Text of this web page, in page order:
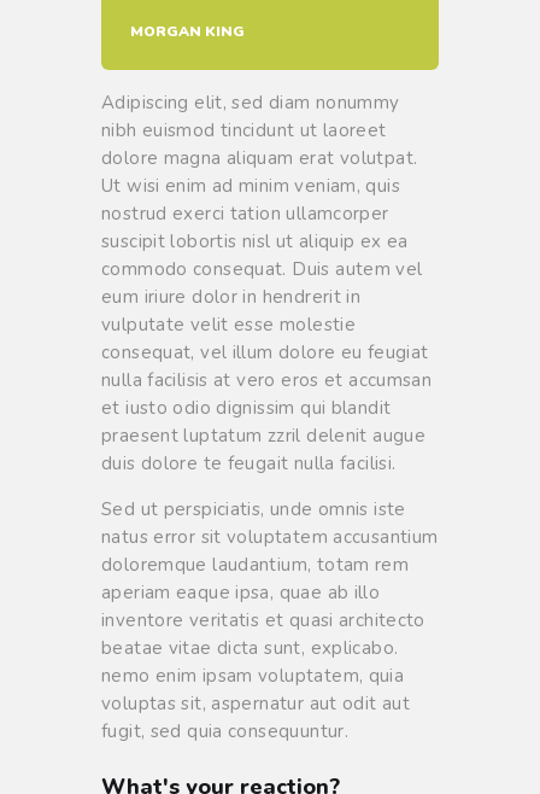
MORGAN KING
Adipiscing elit, sed diam nonummy
nibh euismod tincidunt ut laoreet
dolore magna aliquam erat volutpat.
Ut wisi enim ad minim veniam, quis
nostrud exerci tation ullamcorper
suscipit lobortis nisl ut aliquip ex ea
commodo consequat. Duis autem vel
eum iriure dolor in hendrerit in
vulputate velit esse molestie
consequat, vel illum dolore eu feugiat
nulla facilisis at vero eros et accumsan
et iusto odio dignissim qui blandit
praesent luptatum zzril delenit augue
duis dolore te feugait nulla facilisi.
Sed ut perspiciatis, unde omnis iste
natus error sit voluptatem accusantium
doloremque laudantium, totam rem
aperiam eaque ipsa, quae ab illo
inventore veritatis et quasi architecto
beatae vitae dicta sunt, explicabo.
nemo enim ipsam voluptatem, quia
voluptas sit, aspernatur aut odit aut
fugit, sed quia consequuntur.
What's your reaction?